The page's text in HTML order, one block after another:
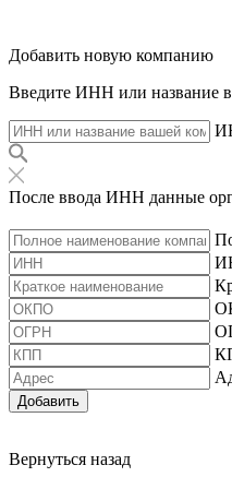
Добавить новую компанию
Введите ИНН или название
После ввода ИНН данные
Добавить
Вернуться назад